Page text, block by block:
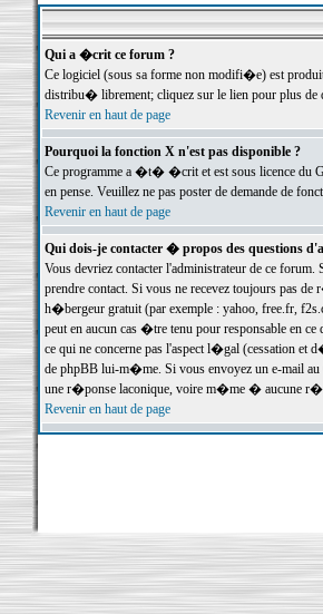
Qui a �crit ce forum ?
Ce logiciel (sous sa forme non modifi�e) est
distribu� librement; cliquez sur le lien pour plus
Revenir en haut de page
Pourquoi la fonction X n'est pas disponible ?
Ce programme a �t� �crit et est sous licence du
en pense. Veuillez ne pas poster de demande de
Revenir en haut de page
Qui dois-je contacter � propos des questions
Vous devriez contacter l'administrateur de ce
prendre contact. Si vous ne recevez toujours pas
h�bergeur gratuit (par exemple : yahoo, free.fr,
peut en aucun cas �tre tenu pour responsable en
ce qui ne concerne pas l'aspect l�gal (cessation et
de phpBB lui-m�me. Si vous envoyez un e-mail au
une r�ponse laconique, voire m�me � aucune
Revenir en haut de page